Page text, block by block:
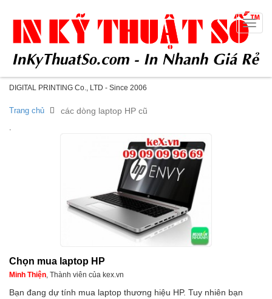
DIGITAL PRINTING Co., LTD - Since 2006
Toggle
Trang chủ các dòng laptop HP cũ
.
Chọn mua laptop HP
Minh Thiện, Thành viên của kex.vn
Bạn đang dự tính mua laptop thương hiệu HP. Tuy nhiên bạn